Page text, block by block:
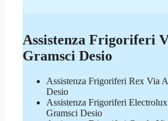
Assistenza Frigoriferi
Gramsci Desio
Assistenza Frigoriferi Rex Via
Desio
Assistenza Frigoriferi
Gramsci Desio